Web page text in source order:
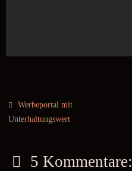
Werbeportal mit
Unterhaltungswert
5 Kommentare: